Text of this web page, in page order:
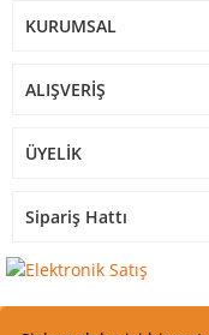
KURUMSAL
ALIŞVERİŞ
ÜYELİK
Sipariş Hattı